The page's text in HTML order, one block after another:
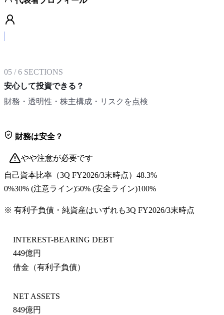
05 /6 SECTIONS
安心して投資できる？
財務・透明性・株主構成・リスクを点検
財務は安全？
やや注意が必要です
自己資本比率 （3Q FY2026/3末時点） 48.3%
0%30% (注意ライン)50% (安全ライン)100%
※ 有利子負債・純資産はいずれも3Q FY2026/3末時点
INTEREST-BEARING DEBT
449億円
借金（有利子負債）
NET ASSETS
849億円